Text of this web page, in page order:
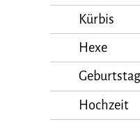
Kürbis
Hexe
Hochzeit